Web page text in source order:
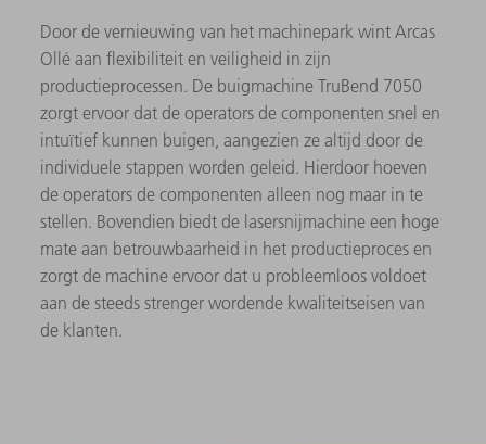
Door de vernieuwing van het machinepark wint Arcas
Ollé aan flexibiliteit en veiligheid in zijn
productieprocessen. De buigmachine TruBend 7050
zorgt ervoor dat de operators de componenten snel en
intuïtief kunnen buigen, aangezien ze altijd door de
individuele stappen worden geleid. Hierdoor hoeven
de operators de componenten alleen nog maar in te
stellen. Bovendien biedt de lasersnijmachine een hoge
mate aan betrouwbaarheid in het productieproces en
zorgt de machine ervoor dat u probleemloos voldoet
aan de steeds strenger wordende kwaliteitseisen van
de klanten.